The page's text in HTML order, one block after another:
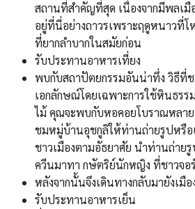
สถานที่สำคัญที่สุด เนื่องจากมีพลเมื
อยู่ที่นี่อย่างถาวรเพราะฤดูหนาวที่โ
ที่ยากลำบากในสมัยก่อน
รับประทานอาหารเที่ยง
พบกับสถาปัตยกรรมอันน่าทึ่ง วิธีที่ช
เอกลักษณ์โดยเฉพาะการใช้หินธร
ไม้ คุณจะพบกับหอคอยโบราณหลา
ชมหมู่บ้านอุชกูลิให้ท่านถ่ายรูปหรือ
ชาวเมืองตามอัธยาศัย นำท่านถ่าย
ควีนมาทา กษัตริย์นักหญิง ที่ชาวจอร์
หลังจากนั้นจึงเดินทางกลับมายังเมือ
รับประทานอาหารเย็น